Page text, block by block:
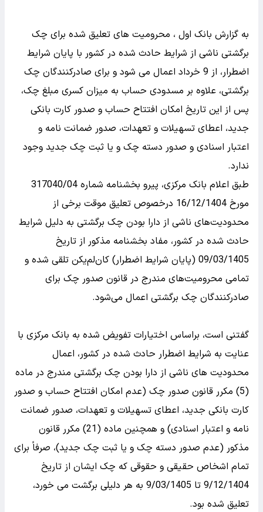
به گزارش بانک اول ، محرومیت های تعلیق شده برای چک
برگشتی ناشی از شرایط حادث شده در کشور با پایان شرایط
اضطرار، از 9 خرداد اعمال می شود و برای صادرکنندگان چک
برگشتی، علاوه بر مسدودی حساب به میزان کسری مبلغ چک،
پس از این تاریخ امکان افتتاح حساب و صدور کارت بانکی
جدید، اعطای تسهیلات و تعهدات، صدور ضمانت نامه و
اعتبار اسنادی و صدور دسته چک و یا ثبت چک جدید وجود
ندارد.
طبق اعلام بانک مرکزی، پیرو بخشنامه شماره 317040‌‌‌‌‌‌‌‌‌/04
مورخ 16‌‌‌‌‌‌‌‌‌/12‌‌‌‌‌‌‌‌‌/1404 درخصوص تعلیق موقت برخی از
محدودیت‌های ناشی از دارا بودن چک برگشتی به دلیل شرایط
حادث شده در کشور، مفاد بخشنامه مذکور از تاریخ
09‌/03‌/1405 (پایان شرایط اضطرار)‌ کان‌لم‌یکن تلقی شده و
تمامی محرومیت‌های مندرج در قانون صدور چک برای
صادرکنندگان چک برگشتی اعمال می‌شود.
گفتنی است، براساس اختیارات تفویض شده به بانک مرکزی با
عنایت به شرایط اضطرار حادث شده در کشور، اعمال
محدودیت های ناشی از دارا بودن چک برگشتی مندرج در ماده
(5) مکرر قانون صدور چک (عدم امکان افتتاح حساب و صدور
کارت بانکی جدید، اعطای تسهیلات و تعهدات، صدور ضمانت
نامه و اعتبار اسنادی) و همچنین ماده (21) مکرر قانون
مذکور (عدم صدور دسته چک و یا ثبت چک جدید)، صرفاً برای
تمام اشخاص حقیقی و حقوقی که چک ایشان از تاریخ
9‌‌‌‌/12‌‌‌‌/1404 تا 9/03/1405 به هر دلیلی برگشت می خورد،
تعلیق شده بود.